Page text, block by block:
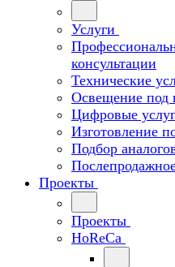
Услуги
консультации
Технические
Освещение под
Цифровые
Изготовление
Подбор
Проекты
Проекты
HoReCa